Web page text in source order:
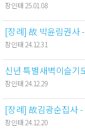
장인태 25.01.08
[장례] 故 박윤림권사
장인태 24.12.31
신년 특별새벽이슬기
장인태 24.12.29
[장례] 故김광순집사
장인태 24.12.20